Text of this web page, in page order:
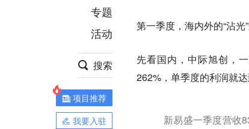
项目推荐
安徽
专题
活动
搜索
项目推荐
我要入驻
第一季度，海内外的“沾光
先看国内，中际旭创，
262%，单季度的利润就
新易盛一季度营收